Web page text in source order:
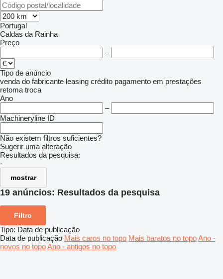
Portugal
Caldas da Rainha
Preço
–
Tipo de anúncio
venda do fabricante leasing crédito pagamento em prestações
retoma troca
Ano
–
Machineryline ID
Não existem filtros suficientes?
Sugerir uma alteração
Resultados da pesquisa:
-
mostrar
19 anúncios: Resultados da pesquisa
Filtro
Tipo: Data de publicação
Data de publicação Mais caros no topo Mais baratos no topoAno -
novos no topoAno - antigos no topo